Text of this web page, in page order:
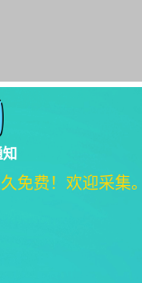
免费！欢迎采集。